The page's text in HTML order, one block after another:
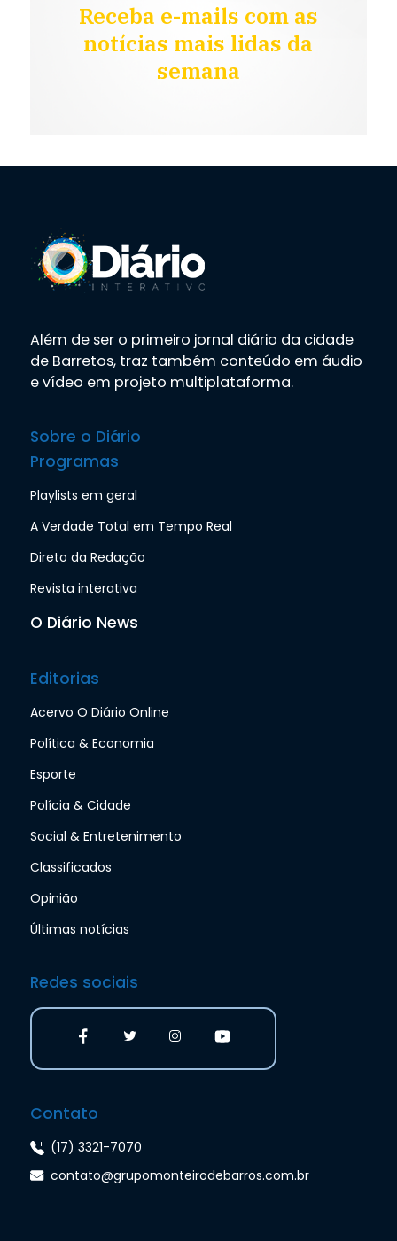
Receba e-mails com as
notícias mais lidas da
semana
Além de ser o primeiro jornal diário da cidade
de Barretos, traz também conteúdo em áudio
e vídeo em projeto multiplataforma.
Sobre o Diário
Programas
Playlists em geral
A Verdade Total em Tempo Real
Direto da Redação
Revista interativa
O Diário News
Editorias
Acervo O Diário Online
Política & Economia
Esporte
Polícia & Cidade
Social & Entretenimento
Classificados
Opinião
Últimas notícias
Redes sociais
Contato
(17) 3321-7070
contato@grupomonteirodebarros.com.br